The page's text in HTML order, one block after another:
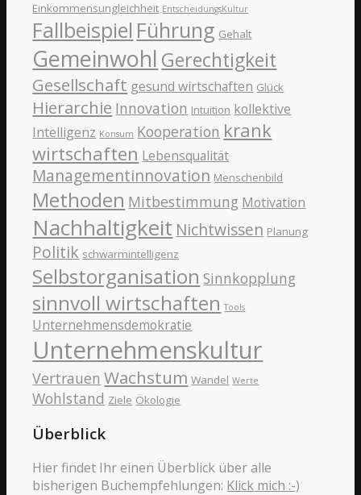
Einkommensungleichheit EntscheidungsKultur
Fallbeispiel Führung Gehalt
Gemeinwohl Gerechtigkeit
Gesellschaft gesund wirtschaften Glück
Hierarchie Innovation Intuition kollektive
Intelligenz Konsum Kooperation krank
wirtschaften Lebensqualität
Managementinnovation Menschenbild
Methoden Mitbestimmung Motivation
Nachhaltigkeit Nichtwissen Planung
Politik schwarmintelligenz
Selbstorganisation Sinnkopplung
sinnvoll wirtschaften Tools
Unternehmensdemokratie
Unternehmenskultur
Vertrauen Wachstum Wandel Werte
Wohlstand Ziele Ökologie
Überblick
Hier findet Ihr einen Überblick über alle
bisherigen Buchempfehlungen: Klick mich :-)